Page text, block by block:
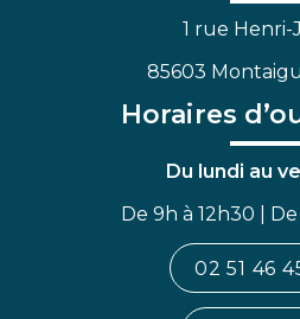
1 rue Henri-
85603
Horaires
Du lundi au
De 9h à 12h30 |
02 51 46